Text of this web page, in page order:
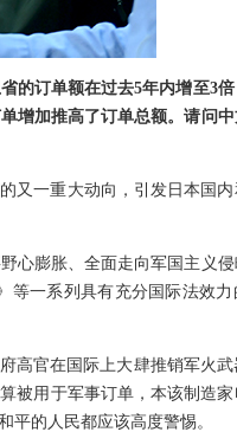
的订单额在过去5年内增至3倍
增加推高了订单总额。请问
又一重大动向，引发日本国
心膨胀、全面走向军国主义
等一系列具有充分国际法效
高官在国际上大肆推销军火
被用于军事订单，本该制造
平的人民都应该高度警惕。